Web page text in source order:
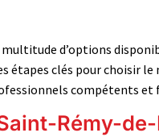
d’options
étapes clés pour choisir
compétents et
Rémy-